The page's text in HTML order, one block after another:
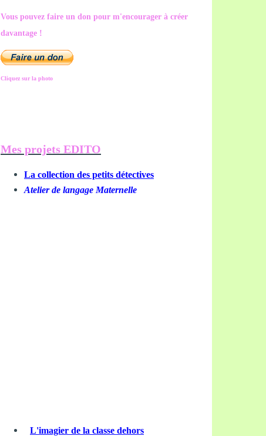
Vous pouvez faire un don pour m'encourager à créer
davantage !
Cliquez sur la photo
Mes projets EDITO
La collection des petits détectives
Atelier de langage Maternelle
L'imagier de la classe dehors